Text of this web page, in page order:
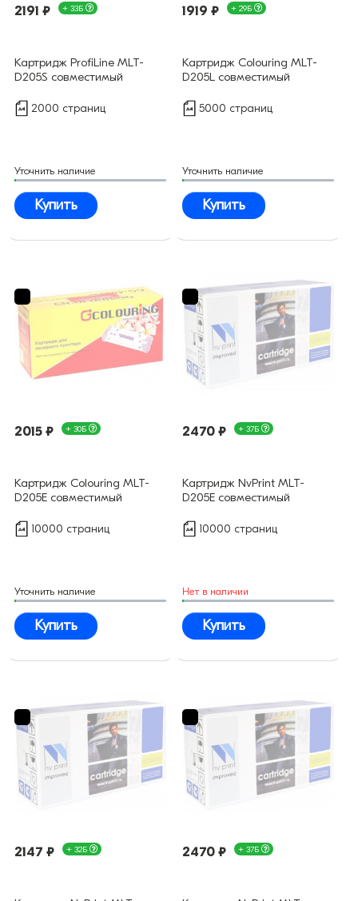
2191 ₽ + 33Б
Картридж ProfiLine MLT-
D205S совместимый
2000 страниц
Уточнить наличие
Купить
1919 ₽ + 29Б
Картридж Colouring MLT-
D205L совместимый
5000 страниц
Уточнить наличие
Купить
2015 ₽ + 30Б
Картридж Colouring MLT-
D205E совместимый
10000 страниц
Уточнить наличие
Купить
2470 ₽ + 37Б
Картридж NvPrint MLT-
D205E совместимый
10000 страниц
Нет в наличии
Купить
2147 ₽ + 32Б 2470 ₽ + 37Б